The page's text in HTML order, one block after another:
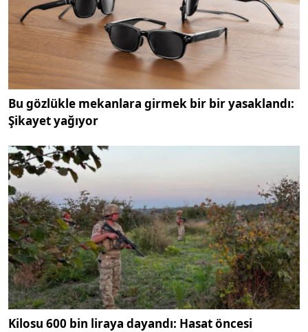
Bu gözlükle mekanlara girmek bir bir yasaklandı:
Şikayet yağıyor
Kilosu 600 bin liraya dayandı: Hasat öncesi